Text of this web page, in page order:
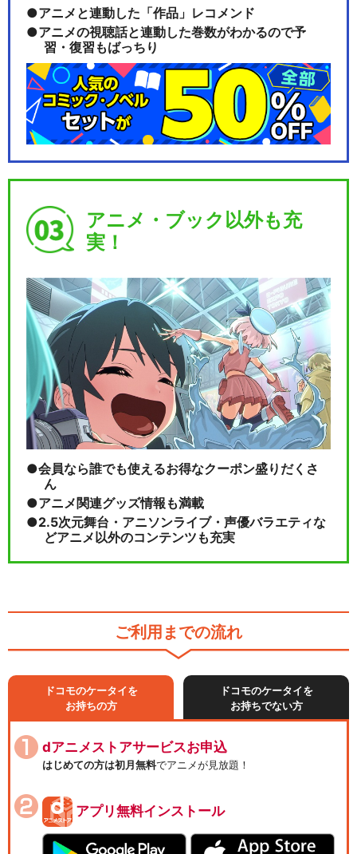
アニメと連動した「作品」レコメンド
アニメの視聴話と連動した巻数がわかるので予
習・復習もばっちり
アニメ・ブック以外も充
実！
会員なら誰でも使えるお得なクーポン盛りだくさ
ん
アニメ関連グッズ情報も満載
2.5次元舞台・アニソンライブ・声優バラエティな
どアニメ以外のコンテンツも充実
ご利用までの流れ
ドコモのケータイを
お持ちの方
ドコモのケータイを
お持ちでない方
dアニメストアサービスお申込
はじめての方は初月無料でアニメが見放題！
アプリ無料インストール